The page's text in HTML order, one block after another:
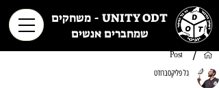
UNITY ODT - משחקים
שמחברים אנשים
/
Post
גל פליקסברודט